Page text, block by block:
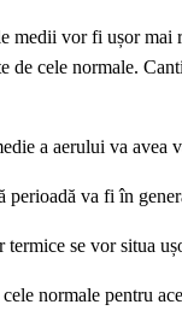
medii vor fi ușor
de cele normale.
a aerului va
va fi în
se vor situa
normale pentru